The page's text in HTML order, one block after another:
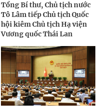
Tổng Bí thư, Chủ tịch nước
Tô Lâm tiếp Chủ tịch Quốc
hội kiêm Chủ tịch Hạ viện
Vương quốc Thái Lan